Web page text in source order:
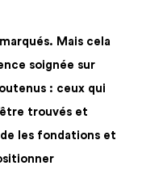
Mais cela
soignée sur
: ceux qui
trouvés et
les fondations et